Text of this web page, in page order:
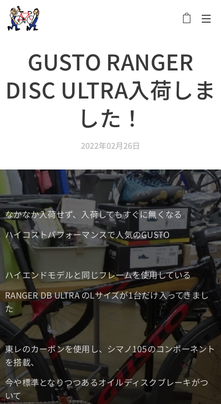
GUSTO RANGER
DISC ULTRA入荷しま
した！
2022年02月26日
なかなか入荷せず、入荷してもすぐに無くなる
ハイコストパフォーマンスで人気のGUSTO
ハイエンドモデルと同じフレームを使用している
RANGER DB ULTRA のLサイズが1台だけ入ってきまし
た
東レのカーボンを使用し、シマノ105のコンポーネント
を搭載、
今や標準となりつつあるオイルディスクブレーキがつ
いて